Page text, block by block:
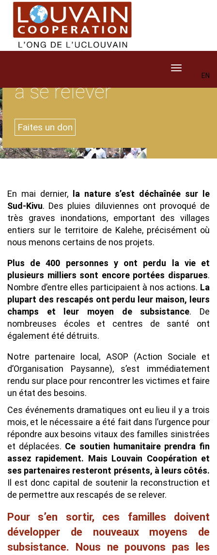
Aller
contenu
principal
EN
Toggle
Contenu
Image 4:1
Contenu
Texte
Aidezles rescapés
à se relever
Faites un don
Texte
En mai dernier, la nature s’est déchaînée sur le
Sud-Kivu. Des pluies diluviennes ont provoqué de
très graves inondations, emportant des villages
entiers sur le territoire de Kalehe, précisément où
nous menons certains de nos projets.
Plus de 400 personnes y ont perdu la vie et
plusieurs milliers sont encore portées disparues.
Nombre d’entre elles participaient à nos actions. La
plupart des rescapés ont perdu leur maison, leurs
champs et leur moyen de subsistance. De
nombreuses écoles et centres de santé ont
également été détruits.
Notre partenaire local, ASOP (Action Sociale et
d’Organisation Paysanne), s’est immédiatement
rendu sur place pour rencontrer les victimes et faire
un état des besoins.
Texte
Ces événements dramatiques ont eu lieu il y a trois
mois, et le nécessaire a été fait dans l’urgence pour
répondre aux besoins vitaux des familles sinistrées
et déplacées. Ce soutien humanitaire prendra fin
assez rapidement. Mais Louvain Coopération et
ses partenaires resteront présents, à leurs côtés.
Il est donc capital de soutenir la reconstruction et
de permettre aux rescapés de se relever.
Pour s’en sortir, ces familles doivent
développer de nouveaux moyens de
subsistance. Nous ne pouvons pas les